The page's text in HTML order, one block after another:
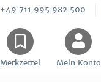
+49 711 995 982 500
Merkzettel Mein Konto